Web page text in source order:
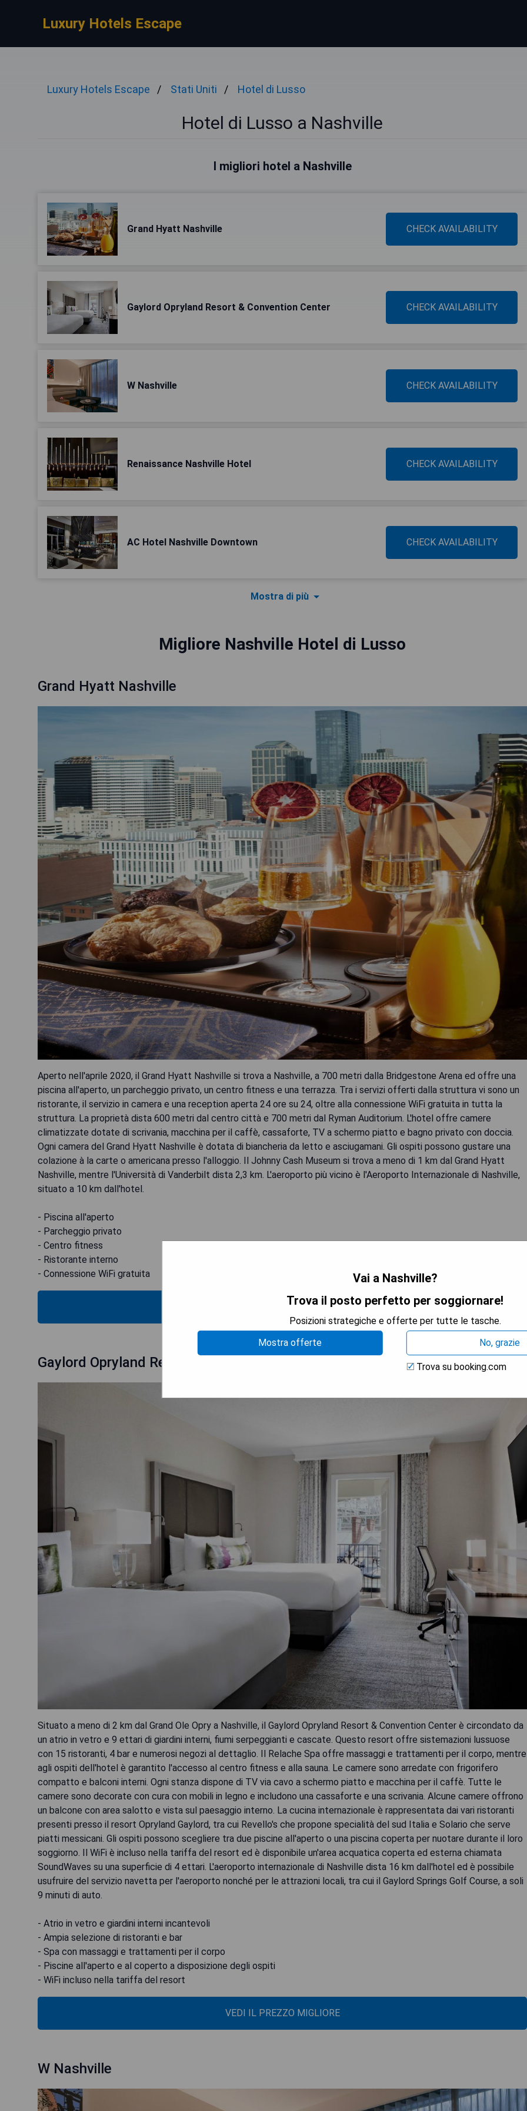
Luxury Hotels Escape
Luxury Hotels Escape Stati Uniti Hotel di Lusso
Hotel di Lusso a Nashville
I migliori hotel a Nashville
Grand Hyatt Nashville CHECK AVAILABILITY
Gaylord Opryland Resort & Convention Center CHECK AVAILABILITY
W Nashville CHECK AVAILABILITY
Renaissance Nashville Hotel CHECK AVAILABILITY
AC Hotel Nashville Downtown CHECK AVAILABILITY
Mostra di più
Migliore Nashville Hotel di Lusso
Grand Hyatt Nashville
Aperto nell'aprile 2020, il Grand Hyatt Nashville si trova a Nashville, a 700 metri dalla Bridgestone Arena ed offre una
piscina all'aperto, un parcheggio privato, un centro fitness e una terrazza. Tra i servizi offerti dalla struttura vi sono un
ristorante, il servizio in camera e una reception aperta 24 ore su 24, oltre alla connessione WiFi gratuita in tutta la
struttura. La proprietà dista 600 metri dal centro città e 700 metri dal Ryman Auditorium. L'hotel offre camere
climatizzate dotate di scrivania, macchina per il caffè, cassaforte, TV a schermo piatto e bagno privato con doccia.
Ogni camera del Grand Hyatt Nashville è dotata di biancheria da letto e asciugamani. Gli ospiti possono gustare una
colazione à la carte o americana presso l'alloggio. Il Johnny Cash Museum si trova a meno di 1 km dal Grand Hyatt
Nashville, mentre l'Università di Vanderbilt dista 2,3 km. L'aeroporto più vicino è l'Aeroporto Internazionale di Nashville,
situato a 10 km dall'hotel.
- Piscina all'aperto
- Parcheggio privato
- Centro fitness
- Ristorante interno
- Connessione WiFi gratuita
VEDI IL PREZZO MIGLIORE
Gaylord Opryland Resort & Convention Center
Situato a meno di 2 km dal Grand Ole Opry a Nashville, il Gaylord Opryland Resort & Convention Center è circondato da
un atrio in vetro e 9 ettari di giardini interni, fiumi serpeggianti e cascate. Questo resort offre sistemazioni lussuose
con 15 ristoranti, 4 bar e numerosi negozi al dettaglio. Il Relache Spa offre massaggi e trattamenti per il corpo, mentre
agli ospiti dell'hotel è garantito l'accesso al centro fitness e alla sauna. Le camere sono arredate con frigorifero
compatto e balconi interni. Ogni stanza dispone di TV via cavo a schermo piatto e macchina per il caffè. Tutte le
camere sono decorate con cura con mobili in legno e includono una cassaforte e una scrivania. Alcune camere offrono
un balcone con area salotto e vista sul paesaggio interno. La cucina internazionale è rappresentata dai vari ristoranti
presenti presso il resort Opryland Gaylord, tra cui Revello's che propone specialità del sud Italia e Solario che serve
piatti messicani. Gli ospiti possono scegliere tra due piscine all'aperto o una piscina coperta per nuotare durante il loro
soggiorno. Il WiFi è incluso nella tariffa del resort ed è disponibile un'area acquatica coperta ed esterna chiamata
SoundWaves su una superficie di 4 ettari. L'aeroporto internazionale di Nashville dista 16 km dall'hotel ed è possibile
usufruire del servizio navetta per l'aeroporto nonché per le attrazioni locali, tra cui il Gaylord Springs Golf Course, a soli
9 minuti di auto.
- Atrio in vetro e giardini interni incantevoli
- Ampia selezione di ristoranti e bar
- Spa con massaggi e trattamenti per il corpo
- Piscine all'aperto e al coperto a disposizione degli ospiti
- WiFi incluso nella tariffa del resort
VEDI IL PREZZO MIGLIORE
W Nashville
Vai a Nashville?
Trova il posto perfetto per soggiornare!
Posizioni strategiche e offerte per tutte le tasche.
Mostra offerte
No, grazie
Trova su booking.com